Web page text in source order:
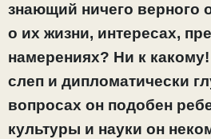
знающий ничего верного
о их жизни, интересах,
намерениях? Ни к
слеп и дипломатически
вопросах он подобен
культуры и науки он